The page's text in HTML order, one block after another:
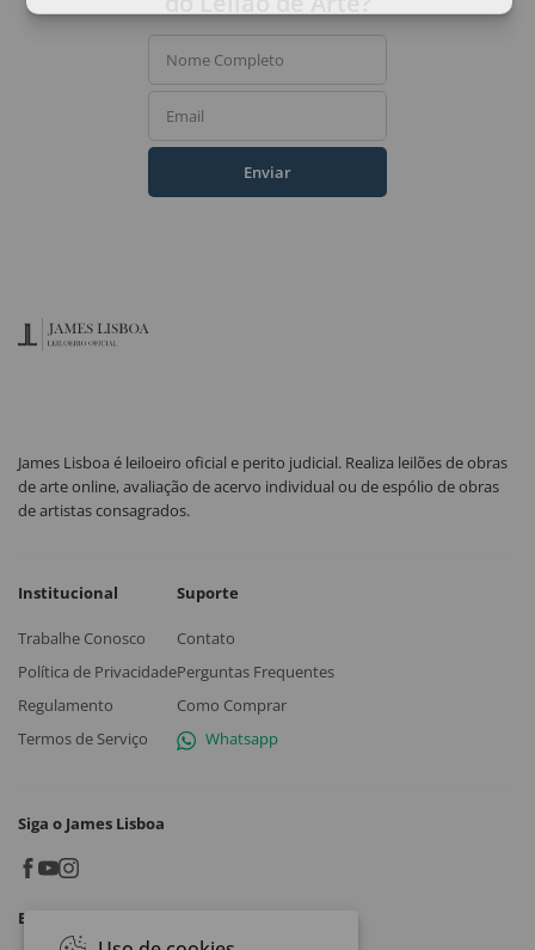
Nome Completo
Email
Enviar
James Lisboa é leiloeiro oficial e perito judicial. Realiza leilões de obras
de arte online, avaliação de acervo individual ou de espólio de obras
de artistas consagrados.
Institucional
Trabalhe Conosco
Política de Privacidade
Regulamento
Termos de Serviço
Suporte
Contato
Perguntas Frequentes
Como Comprar
Whatsapp
Siga o James Lisboa
Baixe o App